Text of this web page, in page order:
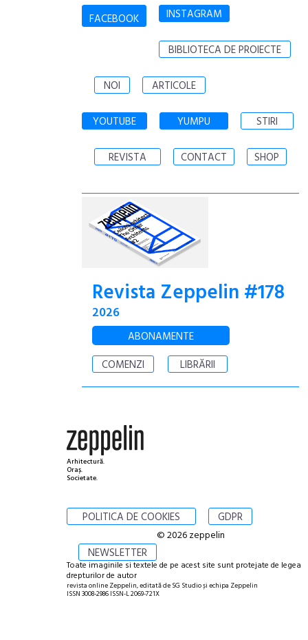
FACEBOOK INSTAGRAM
BIBLIOTECA DE PROIECTE
NOI ARTICOLE
YOUTUBE YUMPU STIRI
REVISTA CONTACT SHOP
Revista Zeppelin #178
2026
ABONAMENTE
COMENZI
LIBRĂRII
Arhitectură.
Oraș.
Societate.
POLITICA DE COOKIES GDPR
NEWSLETTER
© 2026 zeppelin
Toate imaginile si textele de pe acest site sunt protejate de legea
drepturilor de autor
revista online Zeppelin, editată de SG Studio și echipa Zeppelin
ISSN 3008-2986 ISSN-L 2069-721X